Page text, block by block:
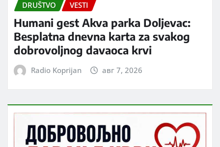
DRUŠTVO VESTI
Humani gest Akva parka Doljevac:
Besplatna dnevna karta za svakog
dobrovoljnog davaoca krvi
Radio Koprijan авг 7, 2026